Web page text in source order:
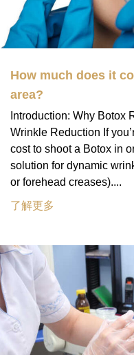
How much does it
area?
Introduction: Why Botox
Wrinkle Reduction If
cost to shoot a Botox in
solution for dynamic
or forehead creases)....
了解更多